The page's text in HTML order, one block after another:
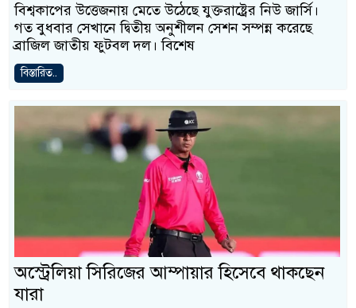
বিশ্বকাপের উত্তেজনায় মেতে উঠেছে যুক্তরাষ্ট্রের নিউ জার্সি।
গত বুধবার সেখানে দ্বিতীয় অনুশীলন সেশন সম্পন্ন করেছে
ব্রাজিল জাতীয় ফুটবল দল। বিশেষ
বিস্তারিত..
অস্ট্রেলিয়া সিরিজের আম্পায়ার হিসেবে থাকছেন
যারা